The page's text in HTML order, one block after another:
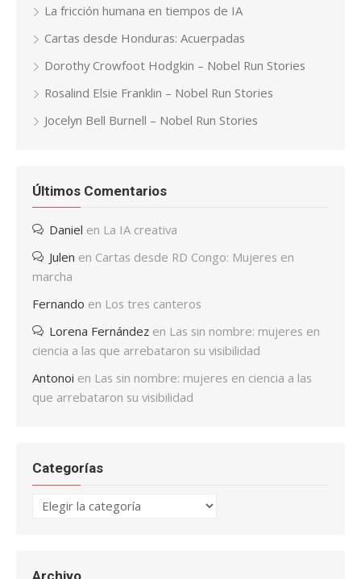
La fricción humana en tiempos de IA
Cartas desde Honduras: Acuerpadas
Dorothy Crowfoot Hodgkin – Nobel Run Stories
Rosalind Elsie Franklin – Nobel Run Stories
Jocelyn Bell Burnell – Nobel Run Stories
Últimos Comentarios
Daniel en La IA creativa
Julen en Cartas desde RD Congo: Mujeres en
marcha
Fernando en Los tres canteros
Lorena Fernández en Las sin nombre: mujeres en
ciencia a las que arrebataron su visibilidad
Antonoi en Las sin nombre: mujeres en ciencia a las
que arrebataron su visibilidad
Categorías
Categorías
Archivo